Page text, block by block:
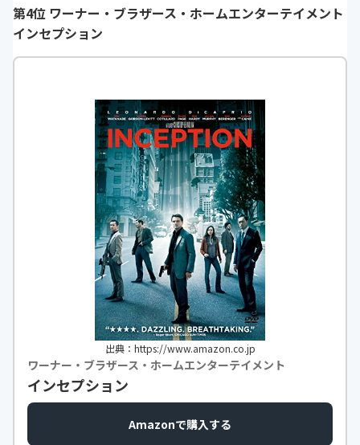
間を過ごしていてもどこかに閉じ込
められている。5次元の世界をシャワ
ーカーテンの向こうとこちら側の様
https://monita.online
第4位 ワーナー・ブラザース・ホームエンターテイメント
インセプション
出典：https://www.amazon.co.jp
ワーナー・ブラザース・ホームエンターテイメント
インセプション
Amazonで購入する